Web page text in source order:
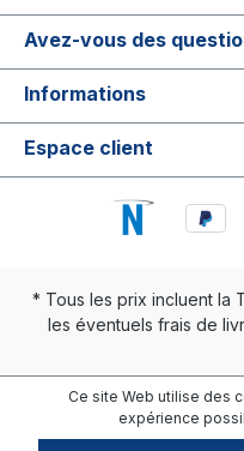
Avez-vous des
Informations
Espace client
* Tous les prix incluent la
les éventuels frais de
Ce site Web utilise des
expérience